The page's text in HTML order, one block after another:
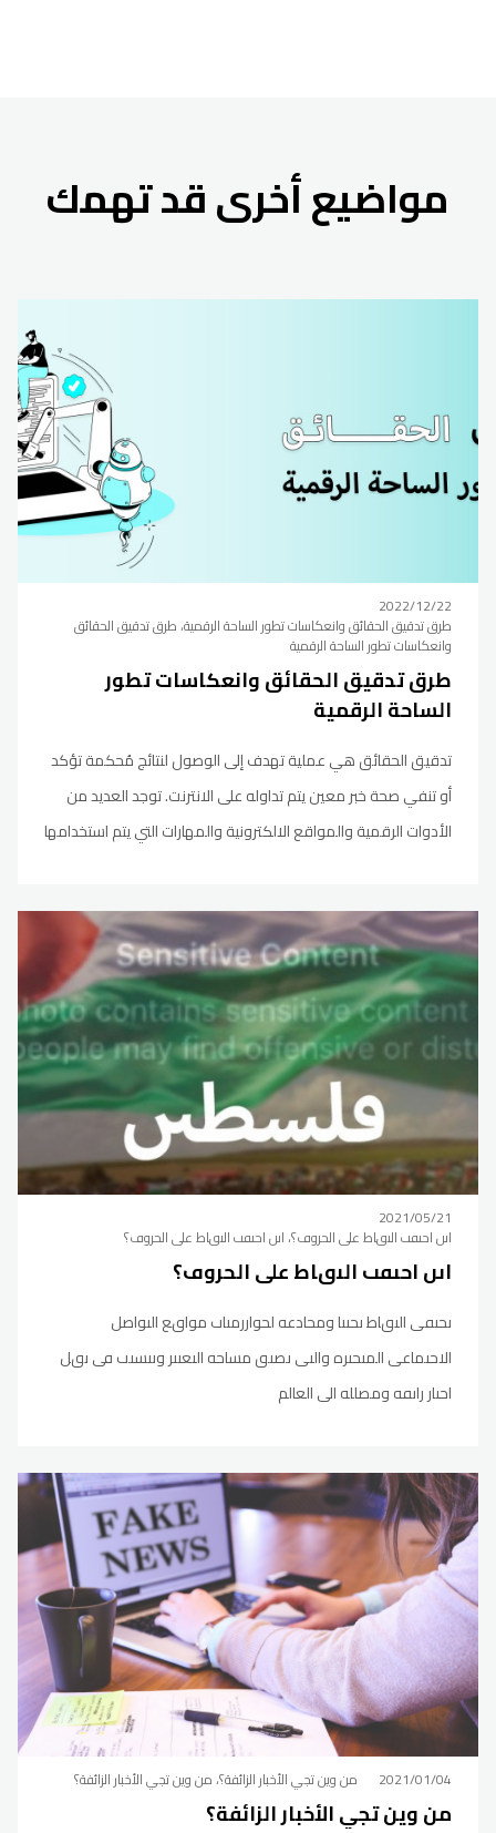
مواضيع أخرى قد تهمك
2022/12/22
طرق تدقيق الحقائق وانعكاسات تطور الساحة الرقمية، طرق تدقيق الحقائق
وانعكاسات تطور الساحة الرقمية
طرق تدقيق الحقائق وانعكاسات تطور
الساحة الرقمية
تدقيق الحقائق هي عملية تهدف إلى الوصول لنتائج مُحكمة تؤكد
أو تنفي صحة خبر معين يتم تداوله على الانترنت. توجد العديد من
الأدوات الرقمية والمواقع الالكترونية والمهارات التي يتم استخدامها
2021/05/21
اىں احٮڡٮ الٮٯاط على الحروڡ؟، اىں احٮڡٮ الٮٯاط على الحروڡ؟
اىں احٮڡٮ الٮٯاط على الحروڡ؟
ٮحٮڡى الٮٯاط ٮحٮٮا ومحادعه لحواررمىاٮ مواٯع الٮواصل
الاحٮماعى المٮحىره والٮى ٮصىٯ مساحه الٮعٮىر وٮٮسٮٮ ڡى ٮٯل
احٮار راىڡه ومصلله الى العالم
2021/01/04 من وين تجي الأخبار الزائفة؟، من وين تجي الأخبار الزائفة؟
من وين تجي الأخبار الزائفة؟